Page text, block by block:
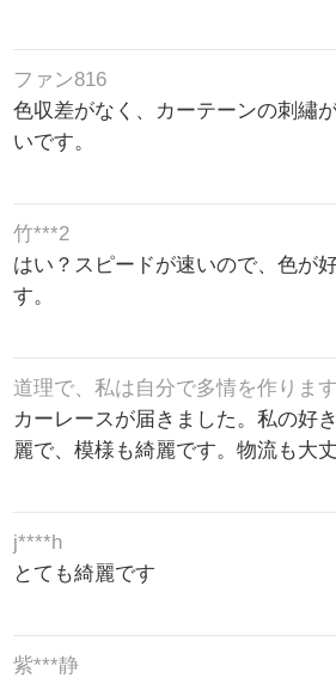
ファン816
色収差がなく、カーテーンの刺繡
いです。
竹***2
はい？スピードが速いので、色が
す。
道理で、私は自分で多情を作ります
カーレースが届きました。私の好
麗で、模様も綺麗です。物流も大丈
j****h
とても綺麗です
紫***静